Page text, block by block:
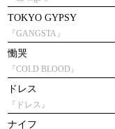
TOKYO GYPSY
『GANGSTA』
慟哭
『COLD BLOOD』
ドレス
『ドレス』
ナイフ